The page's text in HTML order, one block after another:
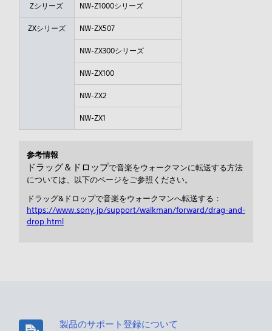
Zシリーズ NW-Z1000シリーズ
ZXシリーズ NW-ZX507
NW-ZX300シリーズ
NW-ZX100
NW-ZX2
NW-ZX1
参考情報
ドラッグ＆ドロップで音楽をウォークマンに転送する方法
については、以下のページをご参照ください。
ドラッグ&ドロップで音楽をウォークマンへ転送する：
https://www.sony.jp/support/walkman/forward/drag-and-
drop.html
製品のサポート登録について